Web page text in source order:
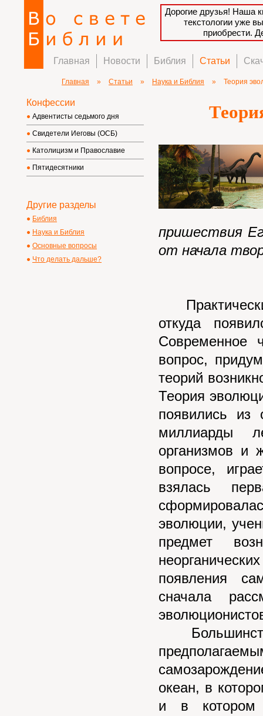
Дорогие друзья! Наша
текстологии уже
приобрести.
Главная Новости Библия Статьи
Главная » Статьи » Наука и Библия » Теория
пришествия
от начала
откуда
Современное
вопрос,
теорий
Теория
появились из
миллиарды
организмов и
вопросе,
взялась
эволюции,
предмет
появления
сначала
океан, в
и в котором
Конфессии
Адвентисты седьмого дня
Свидетели Иеговы (ОСБ)
Католицизм и Православие
Пятидесятники
Другие разделы
Библия
Наука и Библия
Основные вопросы
Что делать дальше?